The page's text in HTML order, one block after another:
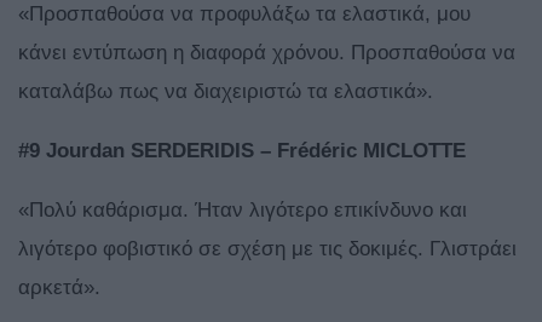
«Προσπαθούσα να προφυλάξω τα ελαστικά, μου
κάνει εντύπωση η διαφορά χρόνου. Προσπαθούσα να
καταλάβω πως να διαχειριστώ τα ελαστικά».
#9 Jourdan SERDERIDIS – Frédéric MICLOTTE
«Πολύ καθάρισμα. Ήταν λιγότερο επικίνδυνο και
λιγότερο φοβιστικό σε σχέση με τις δοκιμές. Γλιστράει
αρκετά».